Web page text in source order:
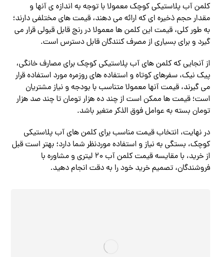
کلمن آب پلاستیکی کوچک معمولا با توجه به اندازه‌ ی آنها و
مقدار حجم ذخیره‌ ای که ارائه می‌ دهند، قیمت‌ های مختلفی دارند؛
به طور کلی، قیمت این کلمن‌ ها معمولا در رنج قابل قبولی قرار می‌
گیرد و برای بسیاری از مصرف‌ کنندگان قابل دسترس است.
از آنجایی که کلمن‌ های آب پلاستیکی کوچک برای مصارف خانگی،
پیک‌ نیک، سفرهای کوتاه و استفاده‌ های روزمره مورد استفاده قرار
می‌ گیرند، قیمت آنها معمولا متناسب با بودجه و نیاز مشتریان
است؛ قیمت‌ ها ممکن است از چند ده هزار تومان تا چند صد هزار
تومان بسته به عوامل فوق‌ الذکر متغیر باشد.
در نهایت، انتخاب قیمت مناسب برای کلمن‌ های آب پلاستیکی
کوچک، بستگی به نیاز و استفاده موردنظر شما دارد؛ بهتر است قبل
از خرید، با مقایسه قیمت کلمن آب 20 لیتری و مشاوره با
فروشندگان، تصمیم خرید خود را به دقت انجام دهید.